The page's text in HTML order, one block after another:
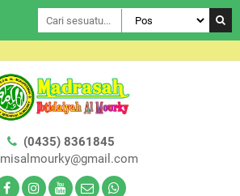
(0435) 8361845
misalmourky@gmail.com